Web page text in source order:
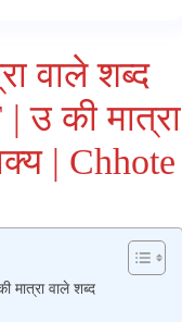
वाले शब्द
उ की मात्रा
| Chhote
मात्रा वाले शब्द